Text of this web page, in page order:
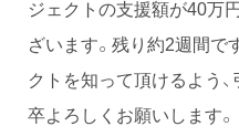
ジェクトの支援額が40万
ざいます。残り約2週間で
クトを知って頂けるよう
卒よろしくお願いします。